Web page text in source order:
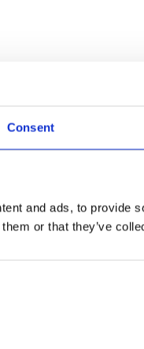
Consent
and ads, to provide
or that they’ve